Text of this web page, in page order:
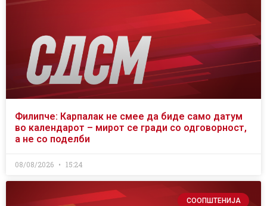
Филипче: Карпалак не смее да биде само датум
во календарот – мирот се гради со одговорност,
а не со поделби
08/08/2026 15:24
СООПШТЕНИЈА